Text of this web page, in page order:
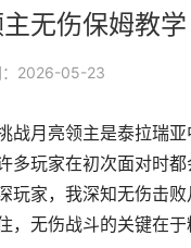
无伤保姆教学
：2026-05-23
战月亮领主是泰拉瑞
多玩家在初次面对时
玩家，我深知无伤击
，无伤战斗的关键在